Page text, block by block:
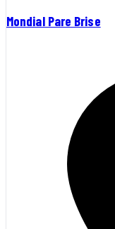
Mondial Pare Brise